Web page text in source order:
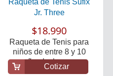
Jr. Three
$18.990
Raqueta de Tenis para
niños de entre 8 y 10
años Incluye ...
Cotizar